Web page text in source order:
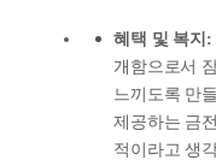
혜택 및 복지:
개함으로서
느끼도록 만
제공하는 금
적이라고 생